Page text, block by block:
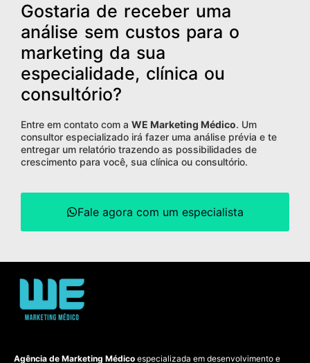
Gostaria de receber uma
análise sem custos para o
marketing da sua
especialidade, clínica ou
consultório?
Entre em contato com a WE Marketing Médico. Um
consultor especializado irá fazer uma análise prévia e te
entregar um relatório trazendo as possibilidades de
crescimento para você, sua clínica ou consultório.
Fale agora com um especialista
Agência de Marketing Médico especializada em desenvolvimento e